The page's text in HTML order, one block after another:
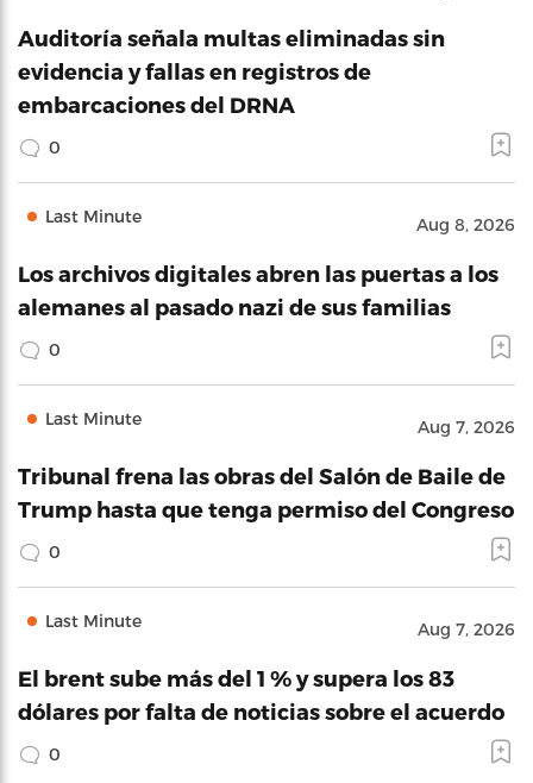
Auditoría señala multas eliminadas sin
evidencia y fallas en registros de
embarcaciones del DRNA
0
Last Minute Aug 8, 2026
Los archivos digitales abren las puertas a los
alemanes al pasado nazi de sus familias
0
Last Minute Aug 7, 2026
Tribunal frena las obras del Salón de Baile de
Trump hasta que tenga permiso del Congreso
0
Last Minute Aug 7, 2026
El brent sube más del 1 % y supera los 83
dólares por falta de noticias sobre el acuerdo
0